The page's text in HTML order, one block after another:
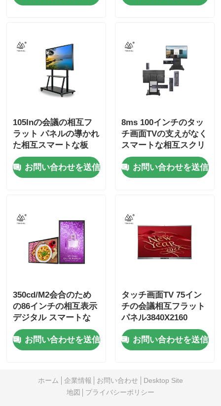
105Inの会議の相互フ
ラット パネルの導かれ
た相互スマートな板
お問い合わせを送信
8ms 100インチのタッ
チ画面TVの支えがなく
スマートな相互スクリ
ーン
お問い合わせを送信
350cd/M2会合のため
の86インチの相互表示
デジタル スマートな
Whiteboard
お問い合わせを送信
タッチ画面TV 75イン
チの会議相互フラット
パネル3840X2160
お問い合わせを送信
ホーム 企業情報 お問い合わせ
Desktop Site
地図
プライバシーポリシー